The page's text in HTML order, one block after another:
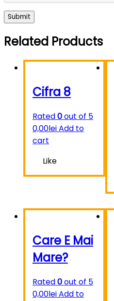
Related Products
Cifra 8
Rated0out of 5
0,00leiAdd to
cart
Like
Care E Mai
Mare?
Rated0out of 5
0,00leiAdd to